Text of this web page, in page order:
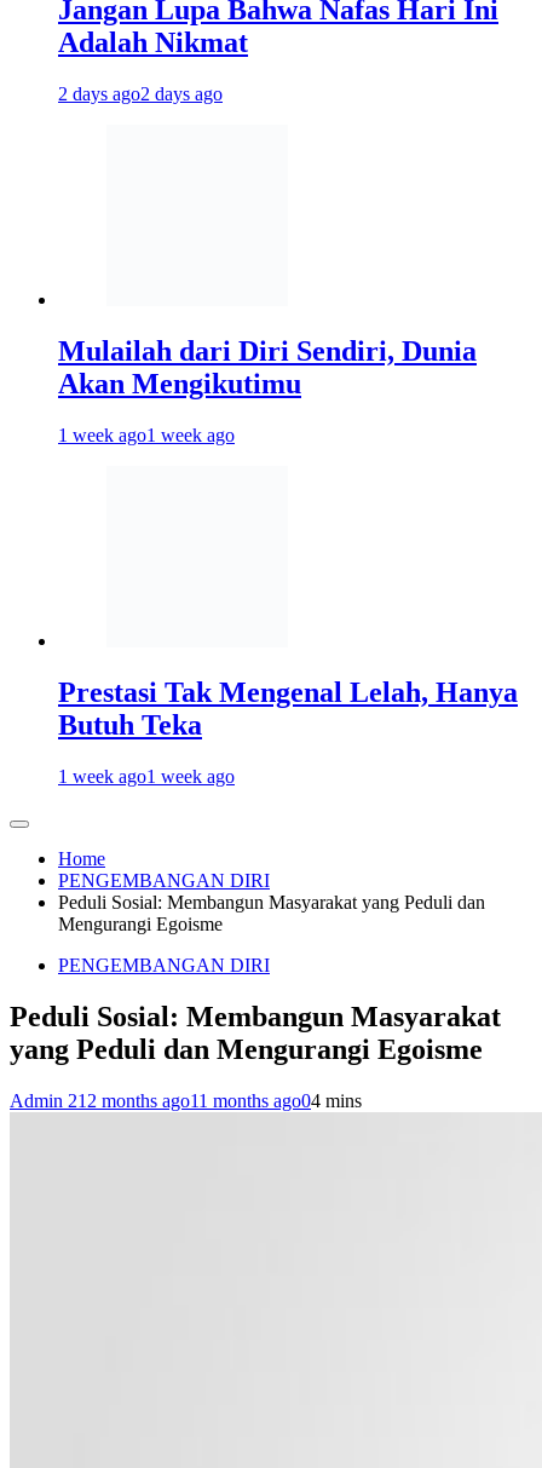
Jangan Lupa Bahwa Nafas Hari Ini
Adalah Nikmat
2 days ago2 days ago
Mulailah dari Diri Sendiri, Dunia
Akan Mengikutimu
1 week ago1 week ago
Prestasi Tak Mengenal Lelah, Hanya
Butuh Teka
1 week ago1 week ago
Home
PENGEMBANGAN DIRI
Peduli Sosial: Membangun Masyarakat yang Peduli dan
Mengurangi Egoisme
PENGEMBANGAN DIRI
Peduli Sosial: Membangun Masyarakat
yang Peduli dan Mengurangi Egoisme
Admin 212 months ago11 months ago04 mins